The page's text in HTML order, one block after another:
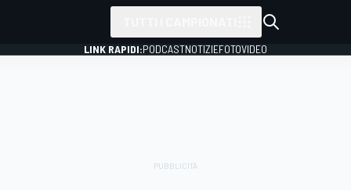
LINK RAPIDI:PODCASTNOTIZIEFOTOVIDEO